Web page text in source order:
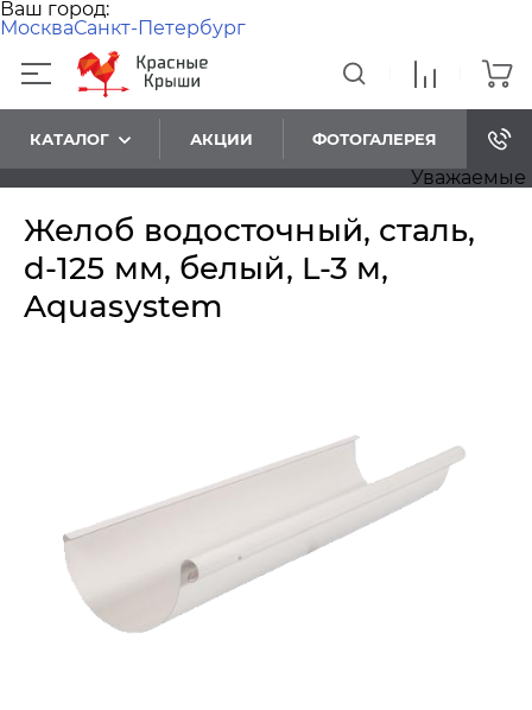
Ваш город:
МоскваСанкт-Петербург
КАТАЛОГ АКЦИИ ФОТОГАЛЕРЕЯ
Уважаемые
Желоб водосточный, сталь,
d-125 мм, белый, L-3 м,
Aquasystem